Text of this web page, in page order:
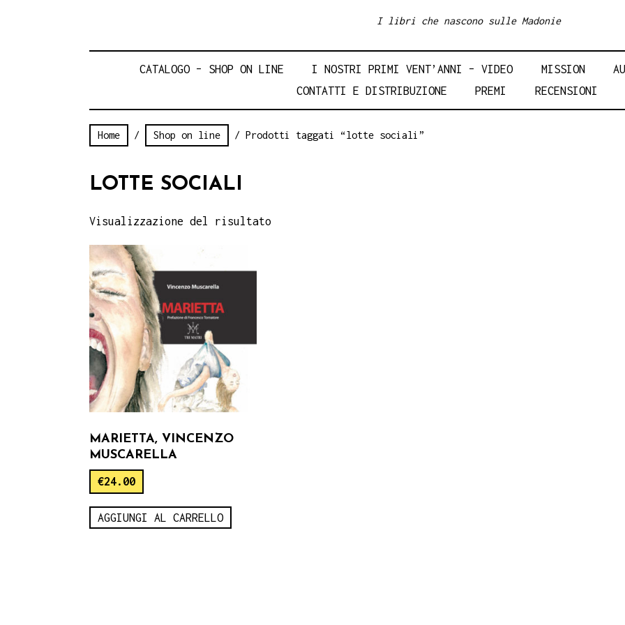
I libri che nascono sulle Madonie
CATALOGO – SHOP ON LINE I NOSTRI PRIMI VENT’ANNI – VIDEO MISSION
CONTATTI E DISTRIBUZIONE
PREMI RECENSIONI
Home / Shop on line / Prodotti taggati “lotte sociali”
LOTTE SOCIALI
Visualizzazione del risultato
MARIETTA, VINCENZO
MUSCARELLA
€24.00
AGGIUNGI AL CARRELLO